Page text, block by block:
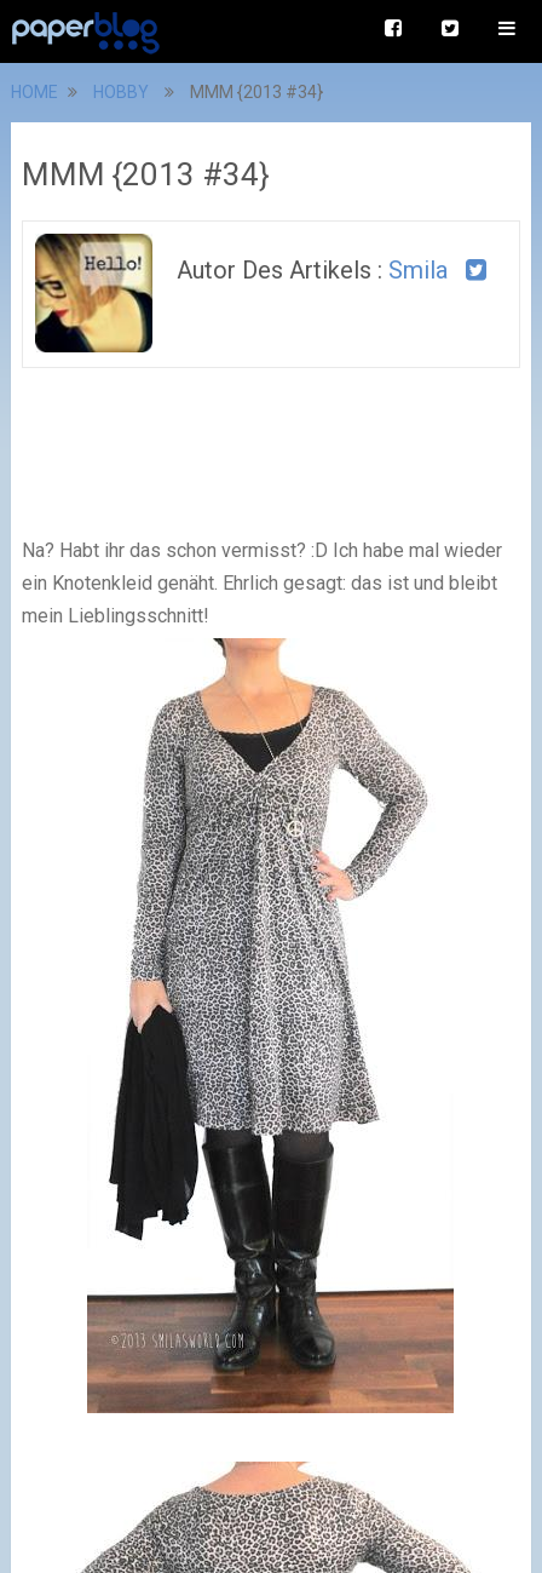
HOME HOBBY MMM {2013 #34}
MMM {2013 #34}
Autor Des Artikels : Smila
Na? Habt ihr das schon vermisst? :D Ich habe mal wieder
ein Knotenkleid genäht. Ehrlich gesagt: das ist und bleibt
mein Lieblingsschnitt!